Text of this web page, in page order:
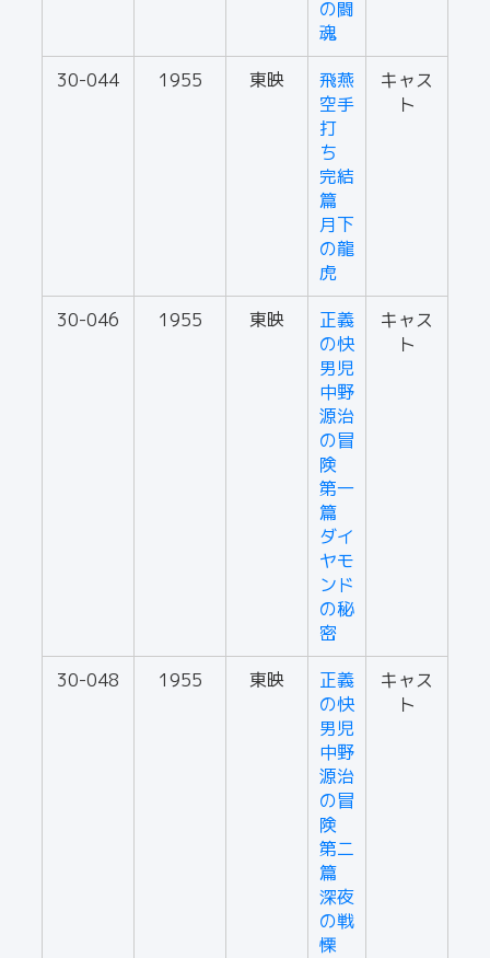
の闘
魂
30-044 1955 東映
飛燕
空手
打
ち
完結
篇
月下
の龍
虎
キャス
ト
30-046 1955 東映
正義
の快
男児
中野
源治
の冒
険
第一
篇
ダイ
ヤモ
ンド
の秘
密
キャス
ト
30-048 1955 東映
正義
の快
男児
中野
源治
の冒
険
第二
篇
深夜
の戦
慄
キャス
ト